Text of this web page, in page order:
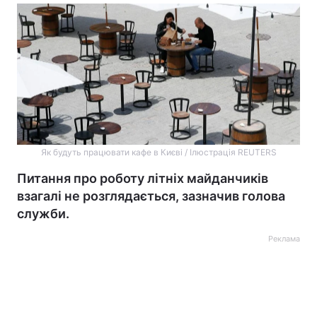
Як будуть працювати кафе в Києві / Ілюстрація REUTERS
Питання про роботу літніх майданчиків
взагалі не розглядається, зазначив голова
служби.
Реклама